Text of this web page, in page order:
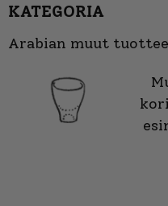
KATEGORIA
Arabian muut